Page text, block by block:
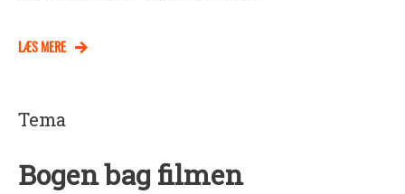
LÆS MERE
Tema
Bogen bag filmen